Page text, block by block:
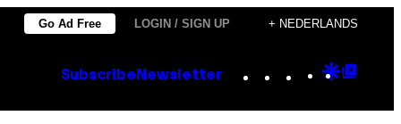
Go Ad Free LOGIN / SIGN UP + NEDERLANDS
Subscribe Newsletter Instagram
TikTok
YouTube
Google